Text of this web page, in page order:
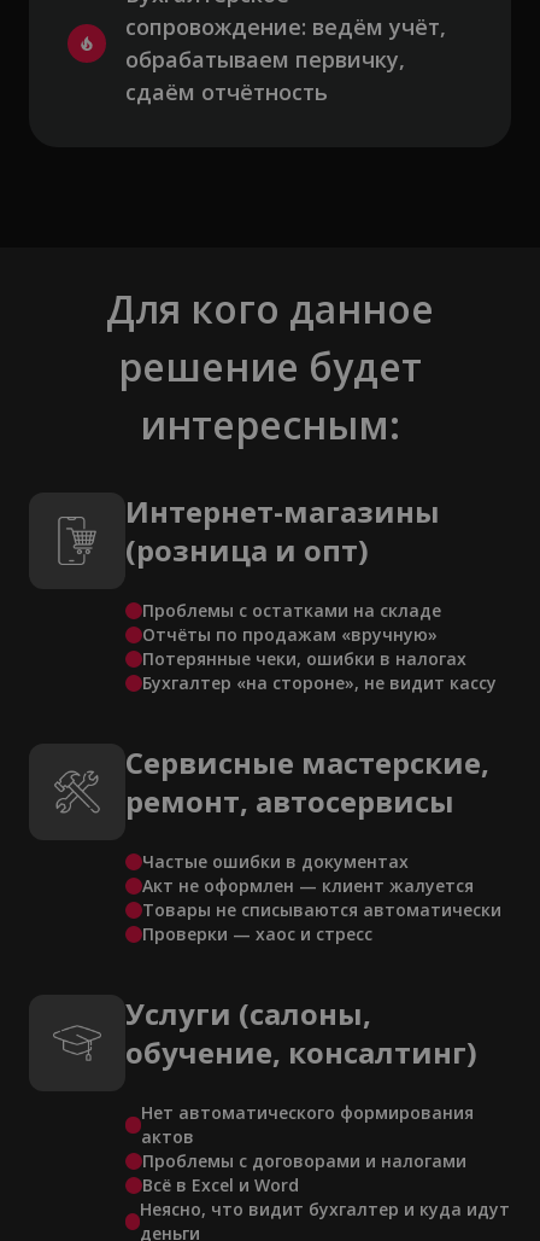
сопровождение: ведём учёт,
обрабатываем первичку,
сдаём отчётность
Для кого данное
решение будет
интересным:
Интернет-магазины
(розница и опт)
Проблемы с остатками на складе
Отчёты по продажам «вручную»
Потерянные чеки, ошибки в налогах
Бухгалтер «на стороне», не видит кассу
Сервисные мастерские,
ремонт, автосервисы
Частые ошибки в документах
Акт не оформлен — клиент жалуется
Товары не списываются автоматически
Проверки — хаос и стресс
Услуги (салоны,
обучение, консалтинг)
Нет автоматического формирования
актов
Проблемы с договорами и налогами
Всё в Excel и Word
Неясно, что видит бухгалтер и куда идут
деньги